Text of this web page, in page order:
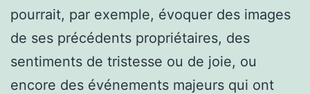
pourrait, par exemple, évoquer des images
de ses précédents propriétaires, des
sentiments de tristesse ou de joie, ou
encore des événements majeurs qui ont